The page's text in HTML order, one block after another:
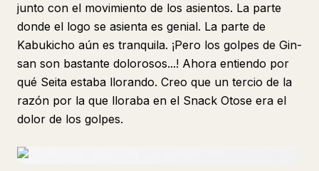
junto con el movimiento de los asientos. La parte
donde el logo se asienta es genial. La parte de
Kabukicho aún es tranquila. ¡Pero los golpes de Gin-
san son bastante dolorosos...! Ahora entiendo por
qué Seita estaba llorando. Creo que un tercio de la
razón por la que lloraba en el Snack Otose era el
dolor de los golpes.